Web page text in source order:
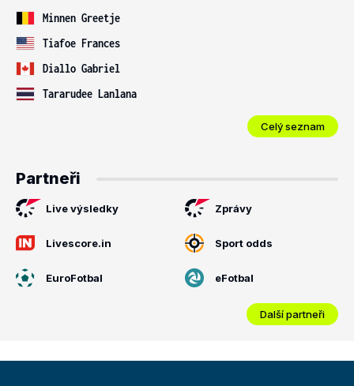
Minnen Greetje
Tiafoe Frances
Diallo Gabriel
Tararudee Lanlana
Celý seznam
Partneři
Live výsledky Zprávy
Livescore.in Sport odds
EuroFotbal eFotbal
Další partneři